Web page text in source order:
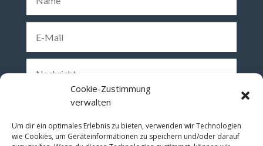
Cookie-Zustimmung
verwalten
Um dir ein optimales Erlebnis zu bieten, verwenden wir Technologien
wie Cookies, um Geräteinformationen zu speichern und/oder darauf